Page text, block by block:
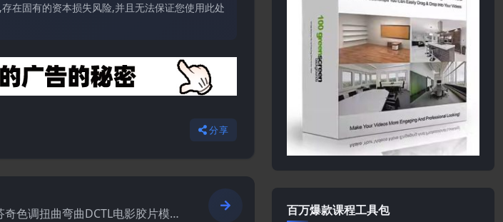
在固有的资本损失风险,并且无法保证您使用此处
分享
色调扭曲弯曲DCTL电影胶片模拟
百万爆款课程工具包